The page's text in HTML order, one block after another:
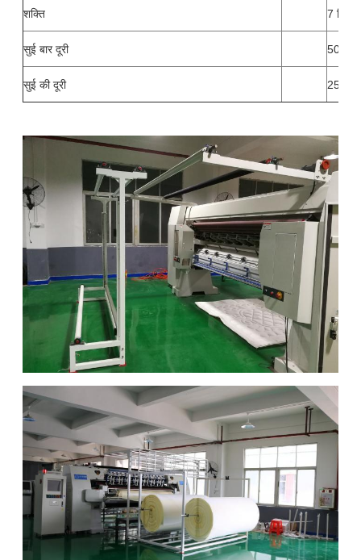
शक्ति 7
सुई बार दूरी 50.8,
सुई की दूरी 25.4